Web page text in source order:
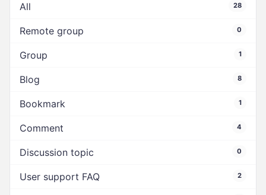
All 28
Remote group 0
Group 1
Blog 8
Bookmark 1
Comment 4
Discussion topic 0
User support FAQ 2